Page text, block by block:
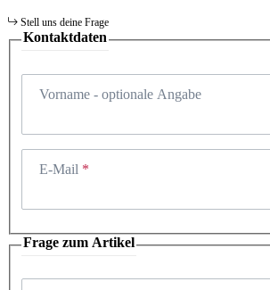
Stell uns deine Frage
Kontaktdaten
Vorname - optionale Angabe
E-Mail
Frage zum Artikel